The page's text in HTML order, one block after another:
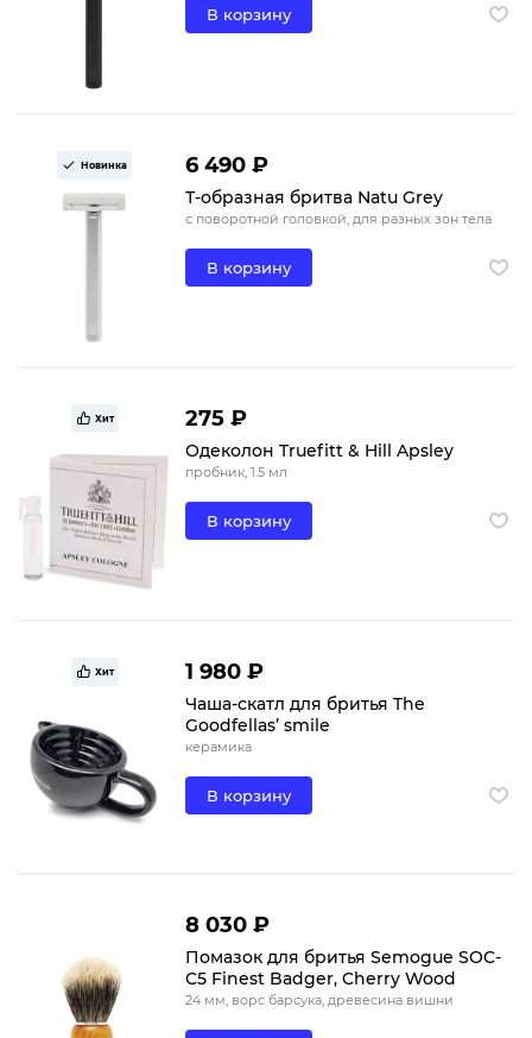
В корзину
Новинка 6 490 ₽
Т-образная бритва Natu Grey
с поворотной головкой, для разных зон тела
В корзину
Хит 275 ₽
Одеколон Truefitt & Hill Apsley
пробник, 1.5 мл
В корзину
Хит 1 980 ₽
Чаша-скатл для бритья The
Goodfellas’ smile
керамика
В корзину
8 030 ₽
Помазок для бритья Semogue SOC-
C5 Finest Badger, Cherry Wood
24 мм, ворс барсука, древесина вишни